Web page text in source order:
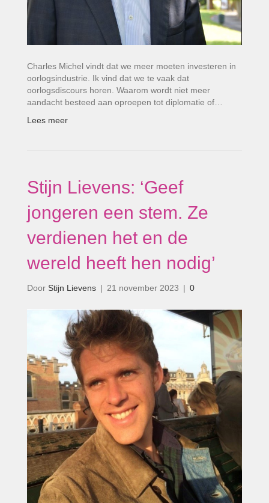
Charles Michel vindt dat we meer moeten investeren in
oorlogsindustrie. Ik vind dat we te vaak dat
oorlogsdiscours horen. Waarom wordt niet meer
aandacht besteed aan oproepen tot diplomatie of…
Lees meer
Stijn Lievens: ‘Geef
jongeren een stem. Ze
verdienen het en de
wereld heeft hen nodig’
Door Stijn Lievens | 21 november 2023 | 0